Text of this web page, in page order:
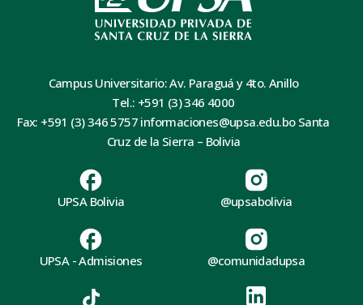
Campus Universitario: Av. Paraguá y 4to. Anillo
Tel.: +591 (3) 346 4000
Fax: +591 (3) 346 5757 informaciones@upsa.edu.bo Santa
Cruz de la Sierra – Bolivia
UPSA Bolivia
UPSA - Admisiones
@upsabolivia
@comunidadupsa